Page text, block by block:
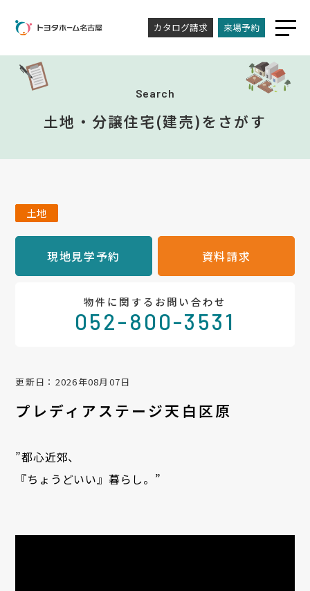
カタログ請求 来場予約
Search
土地・分譲住宅(建売)をさがす
更新日：2026年08月07日
プレディアステージ天白区原
”都心近郊、
『ちょうどいい』暮らし。”
現地見学予約 資料請求
物件に関するお問い合わせ
052-800-3531
土地